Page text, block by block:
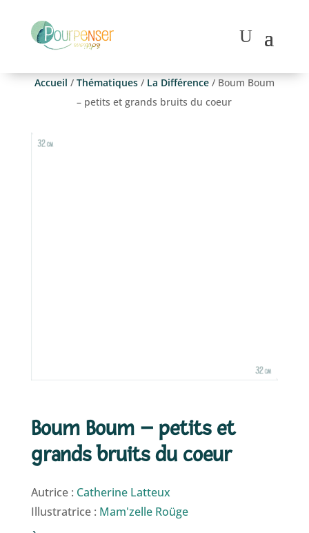
Accueil / Thématiques/ La Différence/ Boum Boum
– petits et grands bruits du coeur
Boum Boum – petits et
grands bruits du coeur
Autrice : Catherine Latteux
Illustratrice : Mam'zelle Roüge